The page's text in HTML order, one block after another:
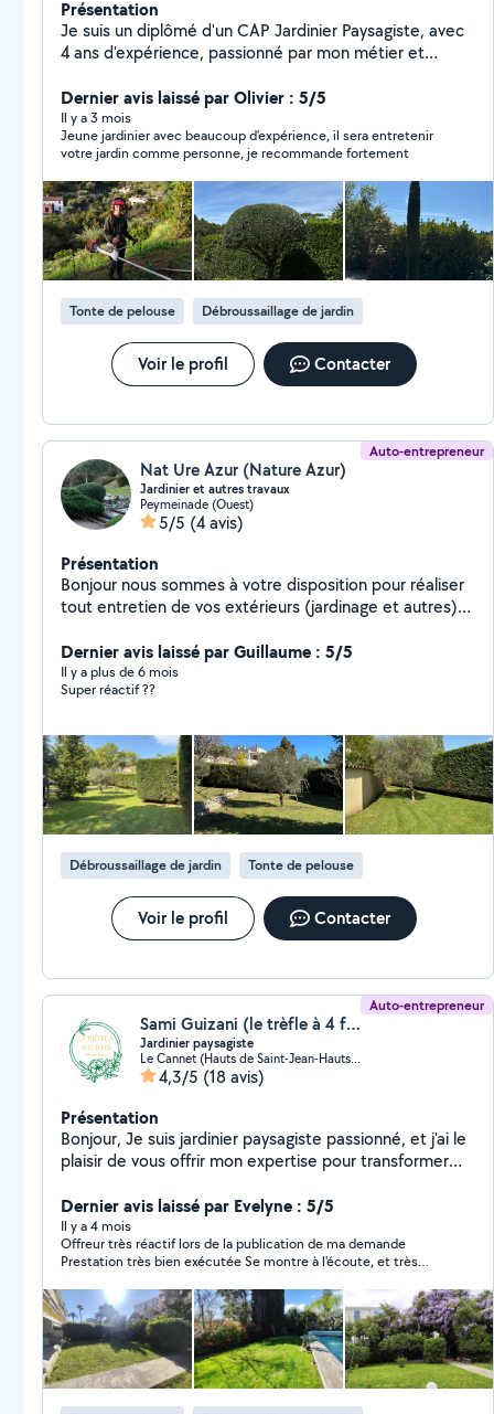
Présentation
Je suis un diplômé d'un CAP Jardinier Paysagiste, avec
4 ans d'expérience, passionné par mon métier et
Ponctuel, fiable , je suis prêt à intervenir rapidement
pour embellir vos espaces extérieurs. Ce qui me
distingue, c'est mon souci du détail et ma volonté
d'apporter des solutions adaptées à vos besoins. Je
m'engage à transformer votre jardin en un espace où il
fait bon vivre. Contactez-moi pour discuter de votre
projet, et laissez-moi vous surprendre par mon
expertise. Pour voir mon travail allez ici: Facebook:Leroy
Du Jardin Instagram:LeroyDuJardin06
TikTok:leroydujardin06 voilà c'était juste quelques infos
merci !
Dernier avis laissé par Olivier : 5/5
Il y a 3 mois
Jeune jardinier avec beaucoup d’expérience, il sera entretenir
votre jardin comme personne, je recommande fortement
Tonte de pelouse Débroussaillage de jardin
Voir le profil Contacter
Auto-entrepreneur
Nat Ure Azur (Nature Azur)
Jardinier et autres travaux
Peymeinade (Ouest)
5/5 (4 avis)
Présentation
Bonjour nous sommes à votre disposition pour réaliser
tout entretien de vos extérieurs (jardinage et autres)
service.
Dernier avis laissé par Guillaume : 5/5
Il y a plus de 6 mois
Super réactif ??
Débroussaillage de jardin Tonte de pelouse
Voir le profil Contacter
Auto-entrepreneur
Sami Guizani (le trèfle à 4 feuilles)
Jardinier paysagiste
Le Cannet (Hauts de Saint-Jean-Hauts de l'Aubarede)
4,3/5 (18 avis)
Présentation
Bonjour, Je suis jardinier paysagiste passionné, et j'ai le
plaisir de vous offrir mon expertise pour transformer
Fort de plusieurs années d'expérience, je propose des
services sur mesure allant de la création de jardins
esthétiques et harmonieux à leur entretien régulier.
Chaque projet est unique, et je mets un point
d'honneur à comprendre vos besoins pour créer des
aménagements qui respectent l'environnement, tout
en étant fonctionnels et faciles à entretenir. Mes
prestations incluent la conception d'espaces verts,
l'installation de systèmes d'arrosage éco-responsables,
la plantation de végétaux adaptés à votre sol et à
Dernier avis laissé par Evelyne : 5/5
Il y a 4 mois
Offreur très réactif lors de la publication de ma demande
Prestation très bien exécutée Se montre à l'écoute, et très